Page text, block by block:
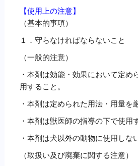
【使用上の注意】
（基本的事項）
１．守らなければならないこと
（一般的注意）
・本剤は効能・効果において定め
用すること。
・本剤は定められた用法・用量を
・本剤は獣医師の指導の下で使用
・本剤は犬以外の動物に使用しな
（取扱い及び廃棄に関する注意）